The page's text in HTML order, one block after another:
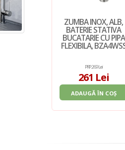
ZUMBA INOX, ALB,
BATERIE STATIVA
BUCATARIE CU PIPA
FLEXIBILA,
PRP: 269 Lei
261 Lei
ADAUGĂ ÎN COȘ